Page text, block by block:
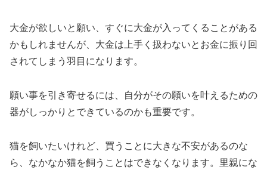
大金が欲しいと願い、すぐに大金が入ってくることがある
かもしれませんが、大金は上手く扱わないとお金に振り回
されてしまう羽目になります。
願い事を引き寄せるには、自分がその願いを叶えるための
器がしっかりとできているのかも重要です。
猫を飼いたいけれど、買うことに大きな不安があるのな
ら、なかなか猫を飼うことはできなくなります。里親にな